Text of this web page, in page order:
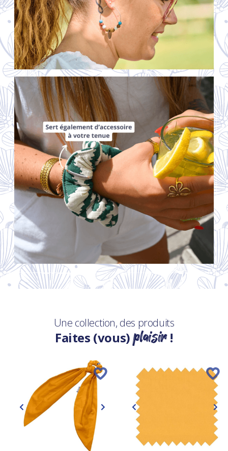
Une collection, des produits
Faites (vous)plaisir!